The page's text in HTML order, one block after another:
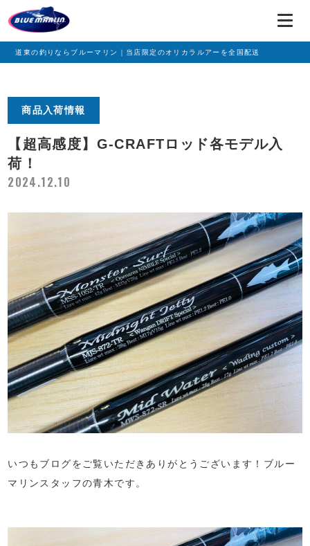
道東の釣りならブルーマリン｜当店限定のオリカラルアーを全国配送
商品入荷情報
【超高感度】G-CRAFTロッド各モデル入
荷！
2024.12.10
いつもブログをご覧いただきありがとうございます！ブルー
マリンスタッフの青木です。